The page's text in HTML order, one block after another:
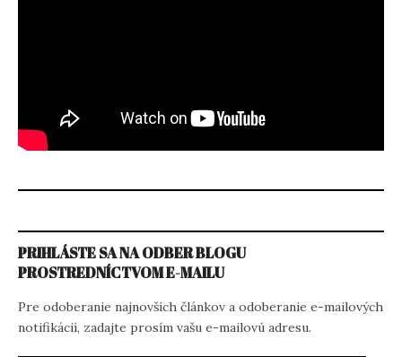
PRIHLÁSTE SA NA ODBER BLOGU
PROSTREDNÍCTVOM E-MAILU
Pre odoberanie najnovších článkov a odoberanie e-mailových
notifikácií, zadajte prosím vašu e-mailovú adresu.